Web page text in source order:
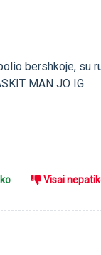
bershkoje, su
MAN JO IG
Visai